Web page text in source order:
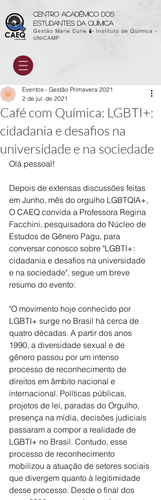
Centro acadêmico dos
estudantes da química
Gestão Marie Curie 🧪- Instituto de Química -
UNICAMP
Café com Química: LGBTI+:
cidadania e desafios na
universidade e na sociedade
Eventos - Gestão Primavera 2021
2 de jul. de 2021
Olá pessoal!
Depois de extensas discussões feitas
em Junho, mês do orgulho LGBTQIA+,
O CAEQ convida a Professora Regina
Facchini, pesquisadora do Núcleo de
Estudos de Gênero Pagu, para
conversar conosco sobre "LGBTI+:
cidadania e desafios na universidade
e na sociedade", segue um breve
resumo do evento:
"O movimento hoje conhecido por
LGBTI+ surge no Brasil há cerca de
quatro décadas. A partir dos anos
1990, a diversidade sexual e de
gênero passou por um intenso
processo de reconhecimento de
direitos em âmbito nacional e
internacional. Políticas públicas,
projetos de lei, paradas do Orgulho,
presença na mídia, decisões judiciais
passaram a compor a realidade de
LGBTI+ no Brasil. Contudo, esse
processo de reconhecimento
mobilizou a atuação de setores sociais
que divergem quanto à legitimidade
desse processo. Desde o final dos